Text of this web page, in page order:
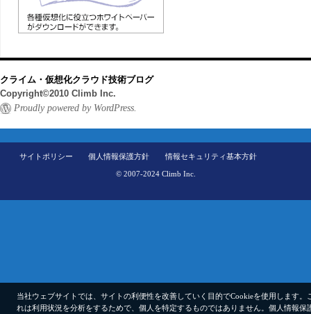
クライム・仮想化クラウド技術ブログ
Copyright©2010 Climb Inc.
Proudly powered by WordPress.
サイトポリシー 個人情報保護方針 情報セキュリティ基本方針
© 2007-2024 Climb Inc.
当社ウェブサイトでは、サイトの利便性を改善していく目的でCookieを使用します。
れは利用状況を分析をするためで、個人を特定するものではありません。 個人情報保